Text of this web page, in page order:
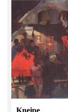
Kneipe